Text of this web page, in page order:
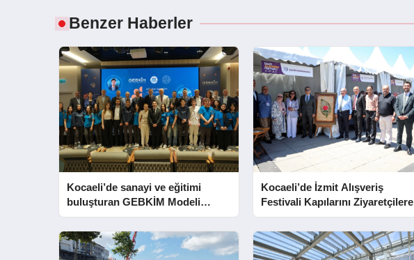
Benzer Haberler
Kocaeli’de sanayi ve eğitimi
buluşturan GEBKİM Modeli
tanıtıldı
Kocaeli’de İzmit Alışveriş
Festivali Kapılarını Ziyaretçilere
Açtı